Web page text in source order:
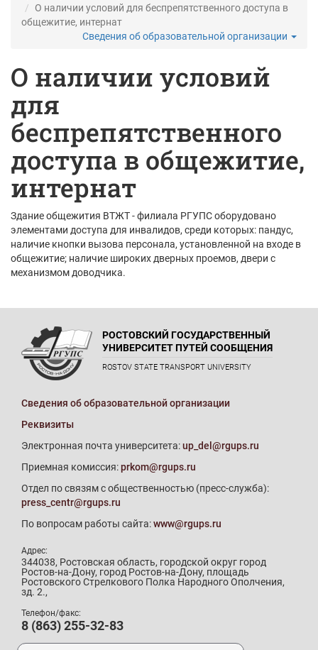
О наличии условий для беспрепятственного доступа в
общежитие, интернат
Сведения об образовательной организации
О наличии условий
для
беспрепятственного
доступа в общежитие,
интернат
Здание общежития ВТЖТ - филиала РГУПС оборудовано
элементами доступа для инвалидов, среди которых: пандус,
наличие кнопки вызова персонала, установленной на входе в
общежитие; наличие широких дверных проемов, двери с
механизмом доводчика.
РОСТОВСКИЙ ГОСУДАРСТВЕННЫЙ
УНИВЕРСИТЕТ ПУТЕЙ СООБЩЕНИЯ
ROSTOV STATE TRANSPORT UNIVERSITY
Сведения об образовательной организации
Реквизиты
Электронная почта университета:up_del@rgups.ru
Приемная комиссия:prkom@rgups.ru
Отдел по связям с общественностью (пресс-служба):
press_centr@rgups.ru
По вопросам работы сайта:www@rgups.ru
Адрес:
344038, Ростовская область, городской округ город
Ростов-на-Дону, город Ростов-на-Дону, площадь
Ростовского Стрелкового Полка Народного Ополчения,
зд. 2.,
Телефон/факс:
8 (863) 255-32-83
Телефон приемной комиссии: